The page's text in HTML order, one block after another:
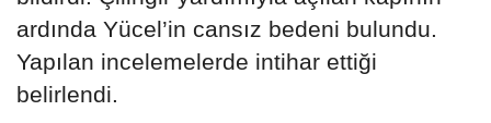
ardında Yücel’in cansız bedeni bulundu.
Yapılan incelemelerde intihar ettiği
belirlendi.